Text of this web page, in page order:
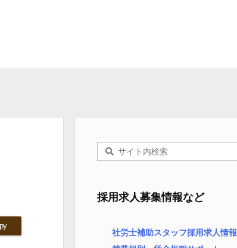
採用求人募集情報など
社労士補助スタッフ採用求人情報